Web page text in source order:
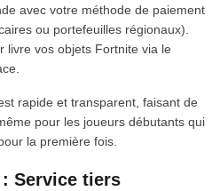
avec votre méthode de paiement
ou portefeuilles régionaux).
livre vos objets Fortnite via le
rapide et transparent, faisant de
pour les joueurs débutants qui
la première fois.
: Service tiers